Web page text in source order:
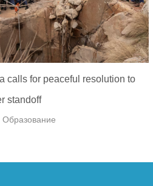
calls for peaceful resolution to
standoff